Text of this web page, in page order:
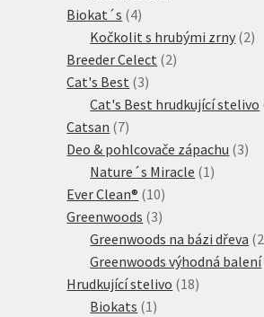
Biokat´s 44
produkty
Kočkolit s hrubými zrny 22
Breeder Celect 22
Cat's Best 33
produkty
Cat's Best hrudkující stelivo
Catsan 77
produktů
Deo & pohlcovače zápachu 33
Nature´s Miracle 1 1
Ever Clean® 1010
produktů
Greenwoods 33
produkty
Greenwoods na bázi dřeva 2
Greenwoods výhodná balení
Hrudkující stelivo 1818
Biokats 1 1